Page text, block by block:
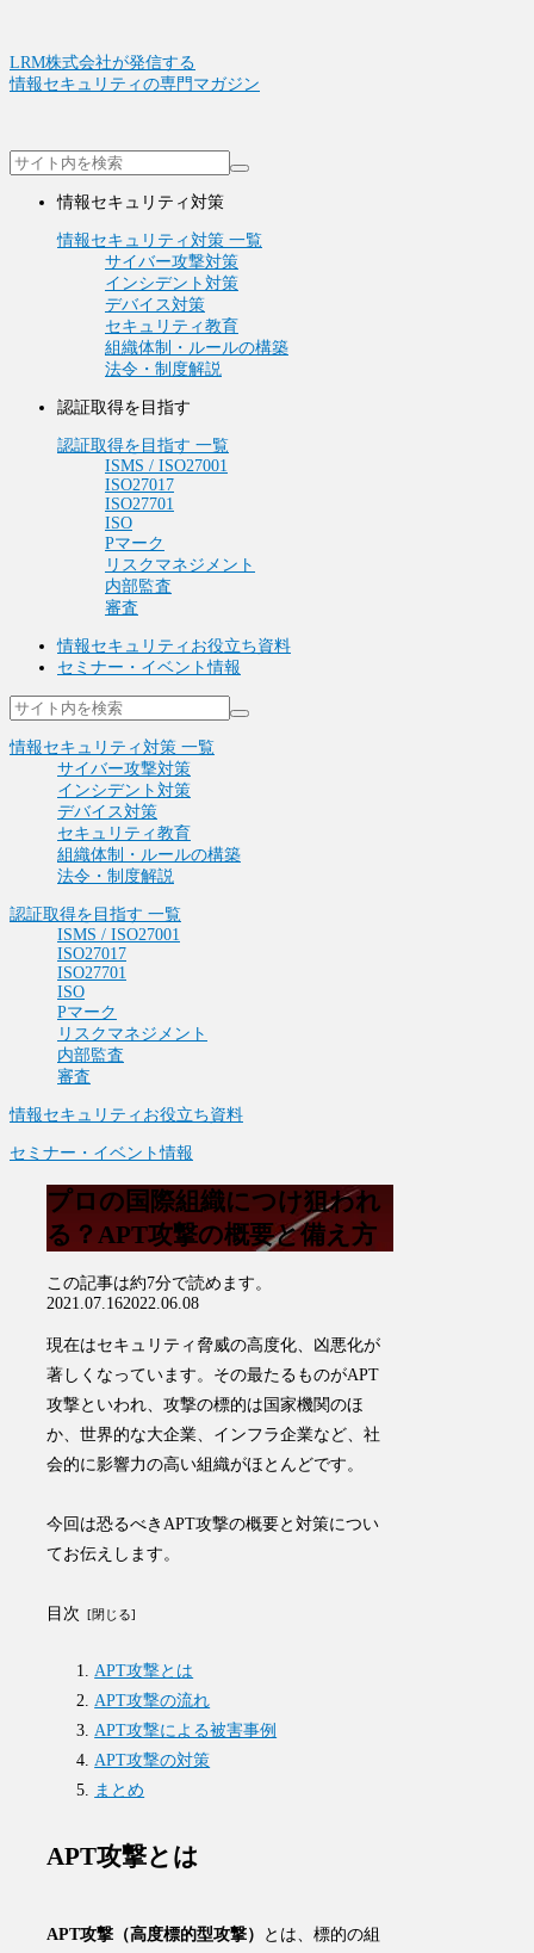
LRM株式会社が発信する
情報セキュリティの専門マガジン
情報セキュリティ対策
情報セキュリティ対策 一覧
サイバー攻撃対策
インシデント対策
デバイス対策
セキュリティ教育
組織体制・ルールの構築
法令・制度解説
認証取得を目指す
認証取得を目指す 一覧
ISMS / ISO27001
ISO27017
ISO27701
ISO
Pマーク
リスクマネジメント
内部監査
審査
情報セキュリティお役立ち資料
セミナー・イベント情報
情報セキュリティ対策 一覧
サイバー攻撃対策
インシデント対策
デバイス対策
セキュリティ教育
組織体制・ルールの構築
法令・制度解説
認証取得を目指す 一覧
ISMS / ISO27001
ISO27017
ISO27701
ISO
Pマーク
リスクマネジメント
内部監査
審査
情報セキュリティお役立ち資料
セミナー・イベント情報
プロの国際組織につけ狙われ
る？APT攻撃の概要と備え方
この記事は約7分で読めます。
2021.07.162022.06.08
現在はセキュリティ脅威の高度化、凶悪化が
著しくなっています。その最たるものがAPT
攻撃といわれ、攻撃の標的は国家機関のほ
か、世界的な大企業、インフラ企業など、社
会的に影響力の高い組織がほとんどです。
今回は恐るべきAPT攻撃の概要と対策につい
てお伝えします。
目次
APT攻撃とは
APT攻撃の流れ
APT攻撃による被害事例
APT攻撃の対策
まとめ
APT攻撃とは
APT攻撃（高度標的型攻撃） とは、標的の組